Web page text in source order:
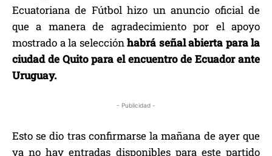
Ecuatoriana de Fútbol hizo un anuncio oficial de
que a manera de agradecimiento por el apoyo
mostrado a la selecciónhabrá señal abierta para la
ciudad de Quito para el encuentro de Ecuador ante
Uruguay.
- Publicidad -
Esto se dio tras confirmarse la mañana de ayer que
ya no hay entradas disponibles para este partido